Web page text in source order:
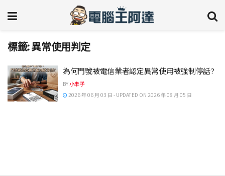
標籤:異常使用判定
為何門號被電信業者認定異常使用被強制停話?
BY小丰子
2026 年 06 月 03 日 - UPDATED ON 2026 年 08 月 05 日